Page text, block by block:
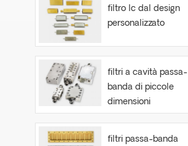
filtro lc dal design
personalizzato
filtri a cavità passa-
banda di piccole
dimensioni
filtri passa-banda